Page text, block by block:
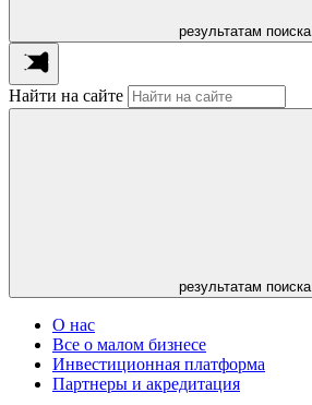
результатам поиска
Найти на сайте
результатам поиска
О нас
Все о малом бизнесе
Инвестиционная платформа
Партнеры и акредитация